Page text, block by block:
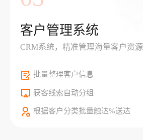
客户管理系统
CRM系统，精准管理海量客户资源
批量整理客户信息
获客线索自动分组
根据客户分类批量触达%送达